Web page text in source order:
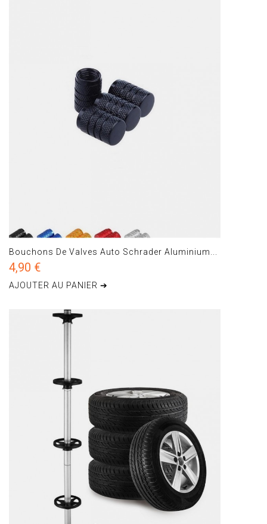
Bouchons De Valves Auto Schrader Aluminium...
4,90 €
AJOUTER AU PANIER ➔